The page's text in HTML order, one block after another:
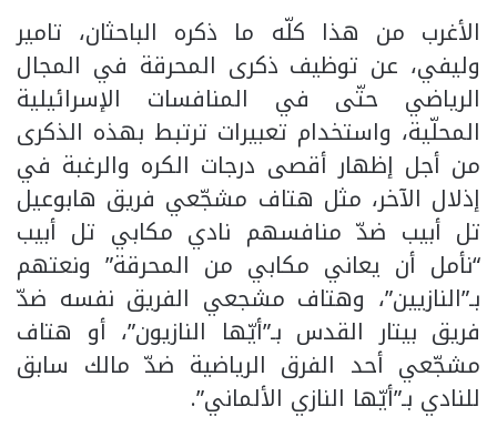
الأغرب من هذا كلّه ما ذكره الباحثان، تامير
وليفي، عن توظيف ذكرى المحرقة في المجال
الرياضي حتّى في المنافسات الإسرائيلية
المحلّية، واستخدام تعبيرات ترتبط بهذه الذكرى
من أجل إظهار أقصى درجات الكره والرغبة في
إذلال الآخر، مثل هتاف مشجّعي فريق هابوعيل
تل أبيب ضدّ منافسهم نادي مكابي تل أبيب
“نأمل أن يعاني مكابي من المحرقة” ونعتهم
بـ”النازيين”، وهتاف مشجعي الفريق نفسه ضدّ
فريق بيتار القدس بـ”أيّها النازيون”، أو هتاف
مشجّعي أحد الفرق الرياضية ضدّ مالك سابق
للنادي بـ”أيّها النازي الألماني”.